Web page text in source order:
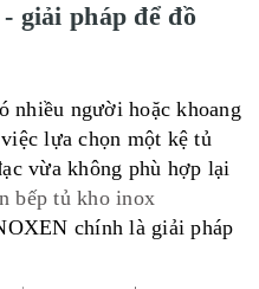
giải pháp để đồ
nhiều người hoặc khoang
lựa chọn một kệ tủ
vừa không phù hợp lại
bếp tủ kho inox
chính là giải pháp